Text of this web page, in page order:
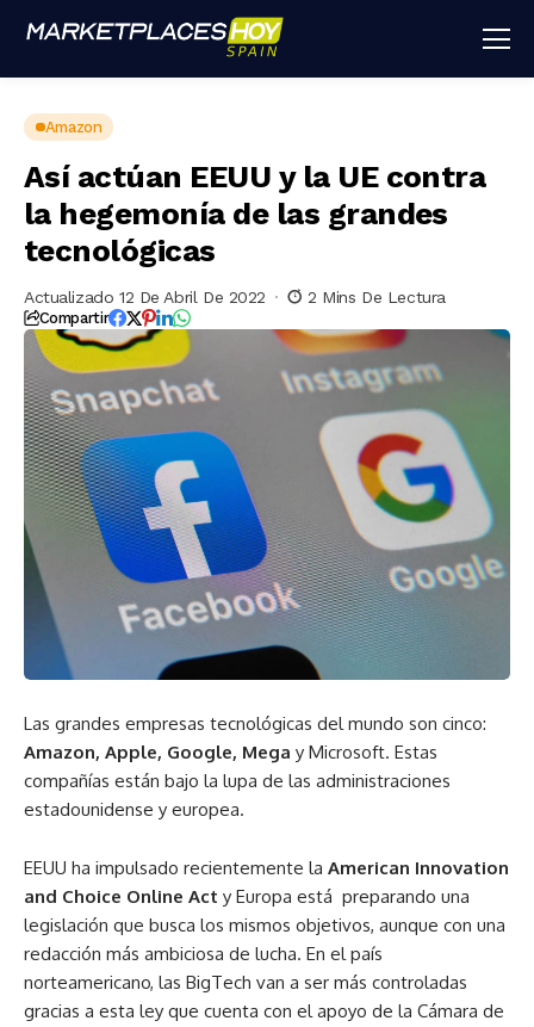
Amazon
Así actúan EEUU y la UE contra
la hegemonía de las grandes
tecnológicas
Actualizado 12 De Abril De 2022 2 Mins De Lectura
Compartir
Las grandes empresas tecnológicas del mundo son cinco:
Amazon, Apple, Google, Mega y Microsoft. Estas
compañías están bajo la lupa de las administraciones
estadounidense y europea.
EEUU ha impulsado recientemente la American Innovation
and Choice Online Act y Europa está preparando una
legislación que busca los mismos objetivos, aunque con una
redacción más ambiciosa de lucha. En el país
norteamericano, las BigTech van a ser más controladas
gracias a esta ley que cuenta con el apoyo de la Cámara de